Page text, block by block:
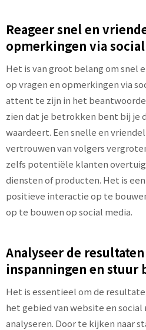
Reageer snel en
opmerkingen via
Het is van groot belang om snel
op vragen en opmerkingen via
attent te zijn in het
zien dat je betrokken bent bij je
waardeert. Een snelle en
vertrouwen van volgers
zelfs potentiële klanten
diensten of producten. Het is
positieve interactie op te
op te bouwen op social media.
Analyseer de
inspanningen en stuur
Het is essentieel om de
het gebied van website en
analyseren. Door te kijken naar